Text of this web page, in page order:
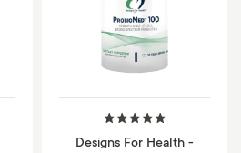
Designs For Health -